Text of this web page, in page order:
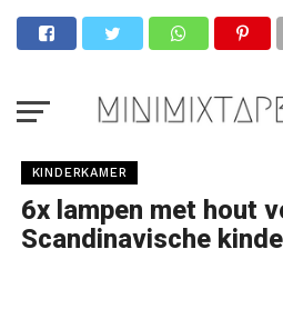
KINDERKAMER
6x lampen met hout
Scandinavische